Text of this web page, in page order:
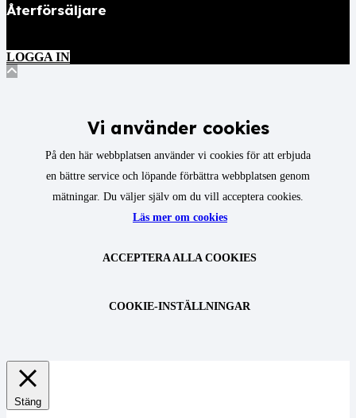
Återförsäljare
LOGGA IN
Vi använder cookies
På den här webbplatsen använder vi cookies för att erbjuda
en bättre service och löpande förbättra webbplatsen genom
mätningar. Du väljer själv om du vill acceptera cookies.
Läs mer om cookies
ACCEPTERA ALLA COOKIES
COOKIE-INSTÄLLNINGAR
Stäng